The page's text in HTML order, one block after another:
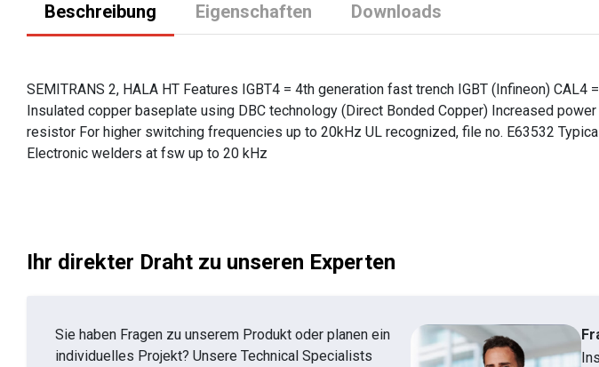
Beschreibung Eigenschaften Downloads
SEMITRANS 2, HALA HT Features IGBT4 = 4th generation fast trench IGBT (Infineon)
Insulated copper baseplate using DBC technology (Direct Bonded Copper) Increased
resistor For higher switching frequencies up to 20kHz UL recognized, file no. E63532
Electronic welders at fsw up to 20 kHz
Ihr direkter Draht zu unseren Experten
Sie haben Fragen zu unserem Produkt oder planen ein
individuelles Projekt? Unsere Technical Specialists